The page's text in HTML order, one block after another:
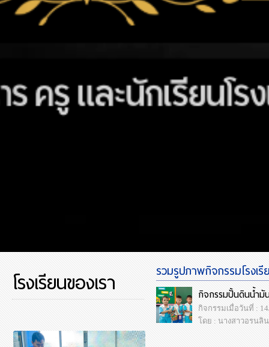
โรงเรียนของเรา รวมรูปภาพกิจกรรมโรงเ
กิจกรรมปั้นดินน้ำมั
กิจกรรมเมื่อวันที่ :
โดย : นางสาวอรนลิ